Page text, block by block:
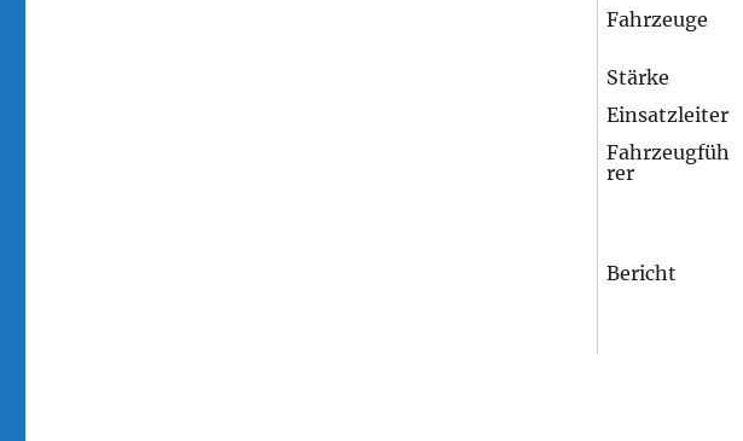
Fahrzeuge
Stärke
Einsatzleiter
Fahrzeugfüh
rer
Bericht